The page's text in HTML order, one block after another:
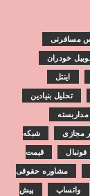
مسافرتی
خودران
اینتل
تحلیل بنیادین
مداربسته
مجازی شبکه
فوتبال قیمت
مشاوره حقوقی
واتساپ پیش